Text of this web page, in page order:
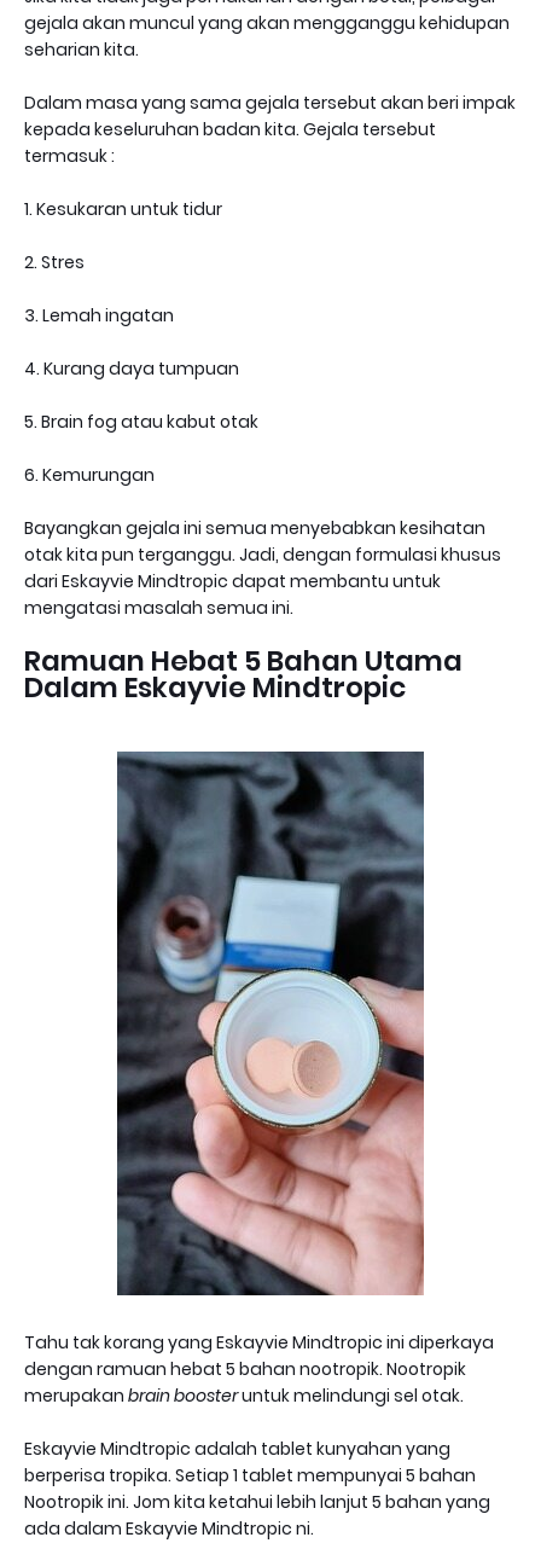
gejala akan muncul yang akan mengganggu kehidupan
seharian kita.
Dalam masa yang sama gejala tersebut akan beri impak
kepada keseluruhan badan kita. Gejala tersebut
termasuk :
1. Kesukaran untuk tidur
2. Stres
3. Lemah ingatan
4. Kurang daya tumpuan
5. Brain fog atau kabut otak
6. Kemurungan
Bayangkan gejala ini semua menyebabkan kesihatan
otak kita pun terganggu. Jadi, dengan formulasi khusus
dari Eskayvie Mindtropic dapat membantu untuk
mengatasi masalah semua ini.
Ramuan Hebat 5 Bahan Utama
Dalam Eskayvie Mindtropic
Tahu tak korang yang Eskayvie Mindtropic ini diperkaya
dengan ramuan hebat 5 bahan nootropik. Nootropik
merupakan brain boosteruntuk melindungi sel otak.
Eskayvie Mindtropic adalah tablet kunyahan yang
berperisa tropika. Setiap 1 tablet mempunyai 5 bahan
Nootropik ini. Jom kita ketahui lebih lanjut 5 bahan yang
ada dalam Eskayvie Mindtropic ni.